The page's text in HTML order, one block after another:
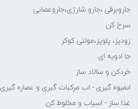
جاروبرقی ،جارو شارژی،جاروعصایی
سرخ کن
زودپز، پلوپز،مولتی کوکر
جا ادویه ای
خردکن و سالاد ساز
ابمیوه گیری - اب مرکبات گیری و عصاره گیری
غذا ساز - اسیاب و مخلوط کن